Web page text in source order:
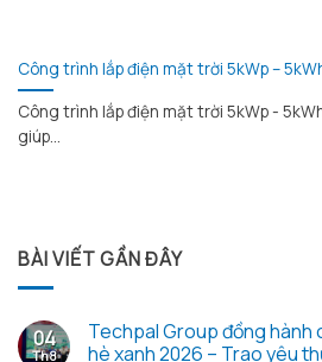
Công trình lắp điện mặt trời 5kWp –
Công trình lắp điện mặt trời 5kWp -
giúp...
BÀI VIẾT GẦN ĐÂY
04
Th8
Techpal Group đồng hành
hè xanh 2026 – Trao yêu